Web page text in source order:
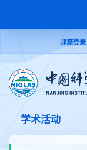
邮箱登录
学术活动